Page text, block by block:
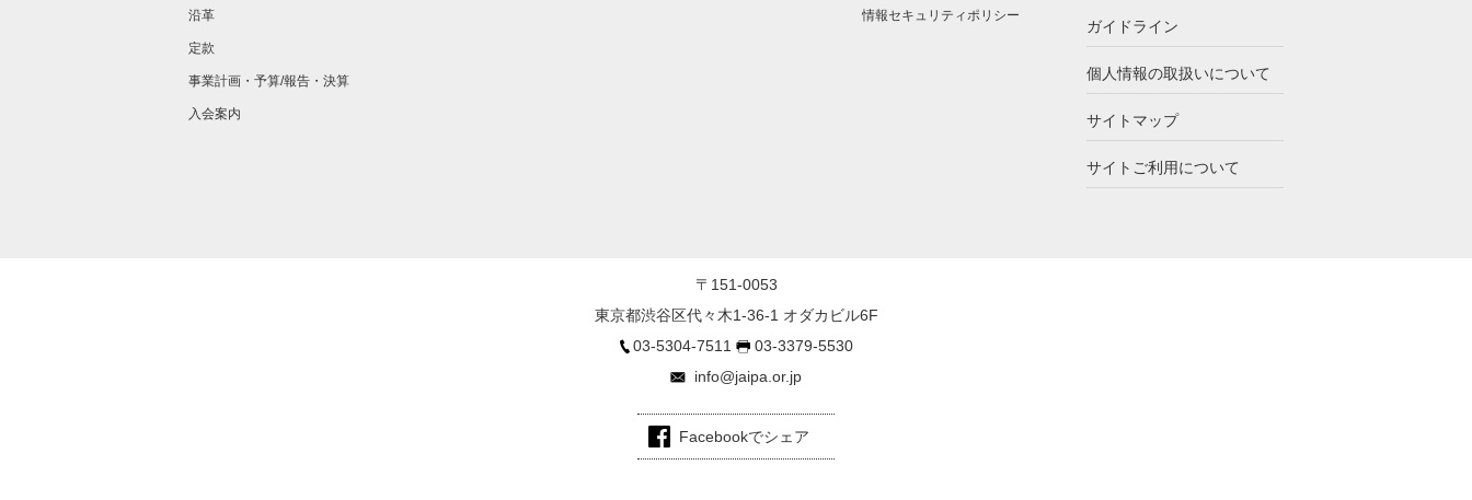
沿革
定款
事業計画・予算/報告・決算
入会案内
情報セキュリティポリシー
ガイドライン
個人情報の取扱いについて
サイトマップ
サイトご利用について
〒151-0053
東京都渋谷区代々木1-36-1 オダカビル6F
03-5304-7511
03-3379-5530
info@jaipa.or.jp
Facebookでシェア